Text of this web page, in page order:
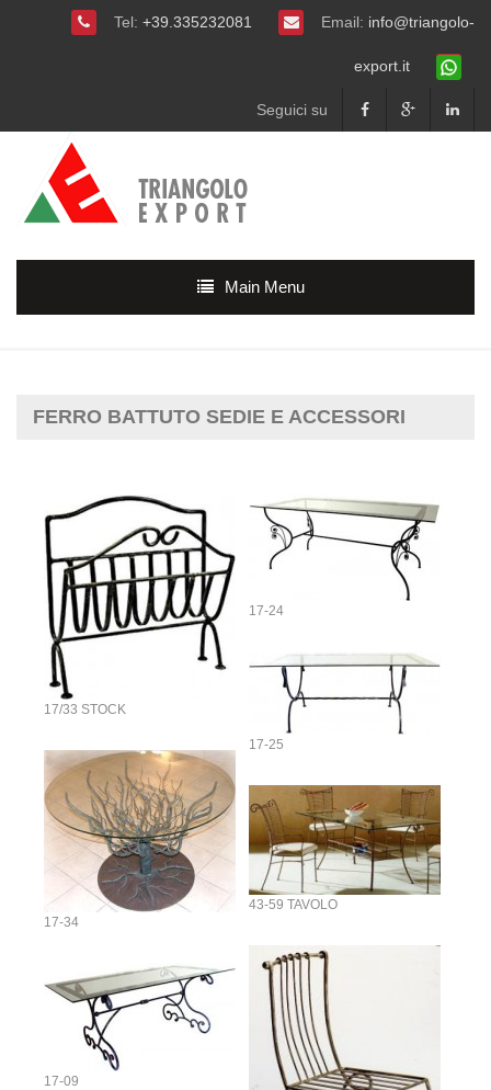
Tel: +39.335232081 Email: info@triangolo-
export.it
Seguici su
Main Menu
FERRO BATTUTO SEDIE E ACCESSORI
17/33 STOCK
17-24
17-25
17-34
43-59 TAVOLO
17-09